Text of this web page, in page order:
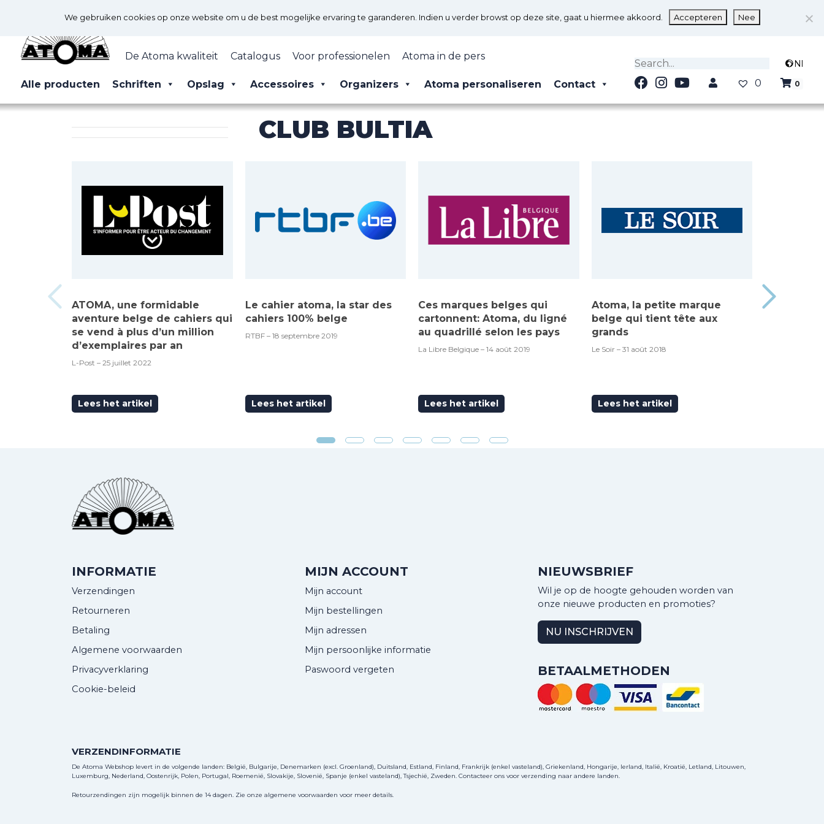
De Atoma kwaliteit Catalogus Voor professionelen Atoma in de pers
Alle producten Schriften Opslag Accessoires Organizers Atoma personaliseren Contact
Nl
0 0
CLUB BULTIA
ATOMA, une formidable
aventure belge de cahiers qui
se vend à plus d’un million
d’exemplaires par an
L-Post – 25 juillet 2022
Lees het artikel
Le cahier atoma, la star des
cahiers 100% belge
RTBF – 18 septembre 2019
Lees het artikel
Ces marques belges qui
cartonnent: Atoma, du ligné
au quadrillé selon les pays
La Libre Belgique – 14 août 2019
Lees het artikel
Atoma, la petite marque
belge qui tient tête aux
grands
Le Soir – 31 août 2018
Lees het artikel
Made in
INFORMATIE
Verzendingen
Retourneren
Betaling
Algemene voorwaarden
Privacyverklaring
Cookie-beleid
MIJN ACCOUNT
Mijn account
Mijn bestellingen
Mijn adressen
Mijn persoonlijke informatie
Paswoord vergeten
NIEUWSBRIEF
Wil je op de hoogte gehouden worden van
onze nieuwe producten en promoties?
NU INSCHRIJVEN
BETAALMETHODEN
VERZENDINFORMATIE
De Atoma Webshop levert in de volgende landen: België, Bulgarije, Denemarken (excl. Groenland), Duitsland, Estland, Finland, Frankrijk (enkel vasteland), Griekenland, Hongarije, Ierland, Italië, Kroatië, Letland, Litouwen,
Luxemburg, Nederland, Oostenrijk, Polen, Portugal, Roemenië, Slovakije, Slovenië, Spanje (enkel vasteland), Tsjechië, Zweden. Contacteer ons voor verzending naar andere landen.
Retourzendingen zijn mogelijk binnen de 14 dagen. Zie onze algemene voorwaarden voor meer details.
We gebruiken cookies op onze website om u de best mogelijke ervaring te garanderen. Indien u verder browst op deze site, gaat u hiermee akkoord. Accepteren Nee